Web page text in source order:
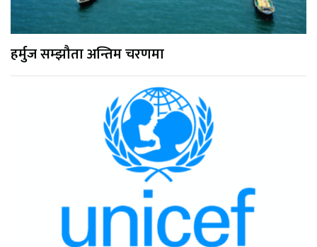
हर्मुज सम्झौता अन्तिम चरणमा